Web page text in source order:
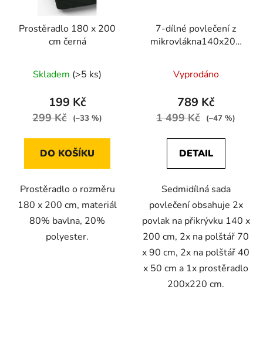
Prostěradlo 180 x 200
cm černá
Skladem (>5 ks)
199 Kč
299 Kč (–33 %)
DO KOŠÍKU
Prostěradlo o rozměru
180 x 200 cm, materiál
80% bavlna, 20%
polyester.
7-dílné povlečení z
mikrovlákna140x200
Vyprodáno
789 Kč
1 499 Kč (–47 %)
DETAIL
Sedmidílná sada
povlečení obsahuje 2x
povlak na přikrývku 140 x
200 cm, 2x na polštář 70
x 90 cm, 2x na polštář 40
x 50 cm a 1x prostěradlo
200x220 cm.